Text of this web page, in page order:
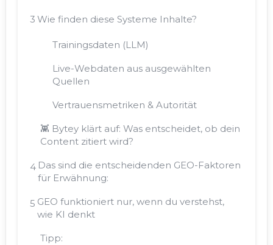
3 Wie finden diese Systeme Inhalte?
Trainingsdaten (LLM)
Live-Webdaten aus ausgewählten
Quellen
Vertrauensmetriken & Autorität
👾 Bytey klärt auf: Was entscheidet, ob dein
Content zitiert wird?
4 Das sind die entscheidenden GEO-Faktoren
für Erwähnung:
5 GEO funktioniert nur, wenn du verstehst,
wie KI denkt
Tipp: